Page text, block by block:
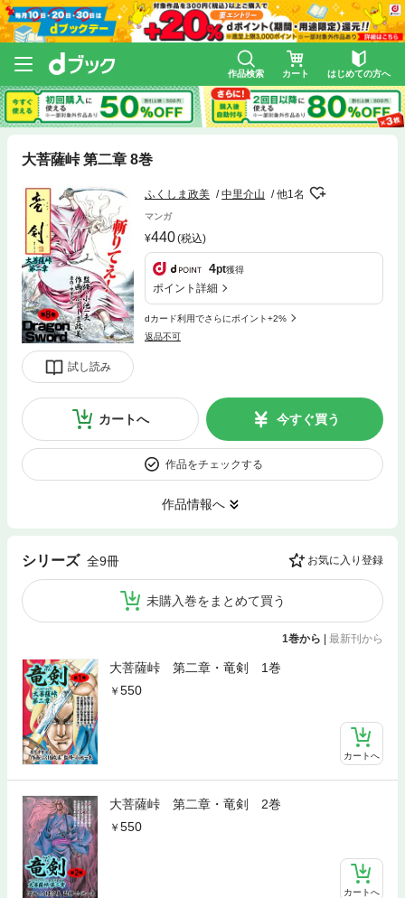
作品検索 カート はじめての方へ
大菩薩峠 第二章 8巻
試し読み
ふくしま政美 中里介山 他1名
マンガ
440(税込)
4pt獲得
ポイント詳細
dカード利用でさらにポイント+2%
返品不可
カートへ 今すぐ買う
作品をチェックする
作品情報へ
シリーズ 全9冊 お気に入り登録
未購入巻をまとめて買う
1巻から | 最新刊から
大菩薩峠 第二章・竜剣 1巻
550
カートへ
大菩薩峠 第二章・竜剣 2巻
550
カートへ